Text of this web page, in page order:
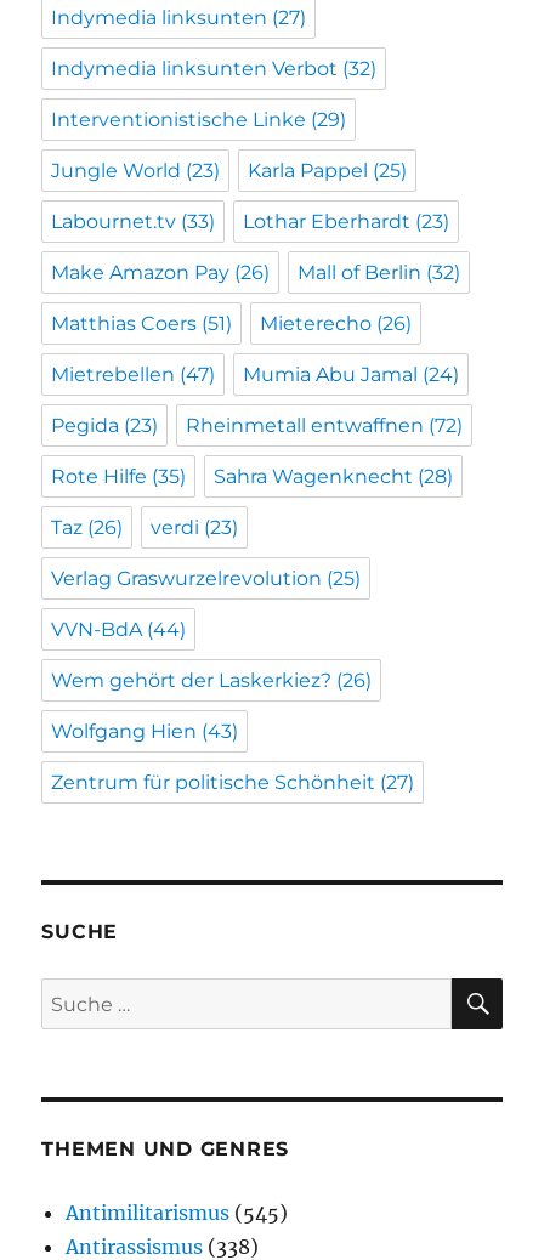
Indymedia linksunten (27)
Indymedia linksunten Verbot (32)
Interventionistische Linke (29)
Jungle World (23) Karla Pappel (25)
Labournet.tv (33) Lothar Eberhardt (23)
Make Amazon Pay (26) Mall of Berlin (32)
Matthias Coers (51) Mieterecho (26)
Mietrebellen (47) Mumia Abu Jamal (24)
Pegida (23) Rheinmetall entwaffnen (72)
Rote Hilfe (35) Sahra Wagenknecht (28)
Taz (26) verdi (23)
Verlag Graswurzelrevolution (25)
VVN-BdA (44)
Wem gehört der Laskerkiez? (26)
Wolfgang Hien (43)
Zentrum für politische Schönheit (27)
SUCHE
Suche
nach:
THEMEN UND GENRES
Antimilitarismus (545)
Antirassismus (338)